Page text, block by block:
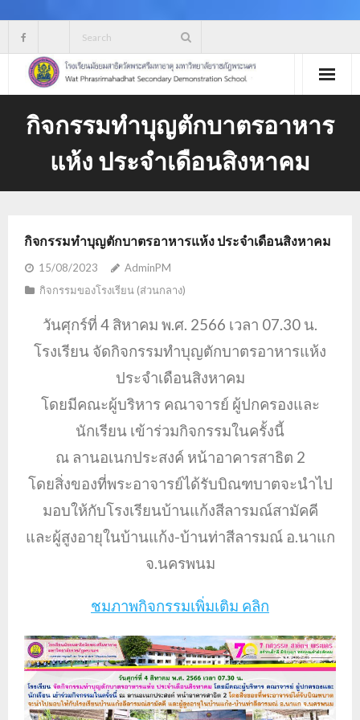
content
กิจกรรมทำบุญตักบาตรอาหาร
แห้ง ประจำเดือนสิงหาคม
กิจกรรมทำบุญตักบาตรอาหารแห้ง ประจำเดือนสิงหาคม
15/08/2023
AdminPM
กิจกรรมของโรงเรียน (ส่วนกลาง)
วันศุกร์ที่ 4 สิหาคม พ.ศ. 2566 เวลา 07.30 น.
โรงเรียน จัดกิจกรรมทำบุญตักบาตรอาหารแห้ง
ประจำเดือนสิงหาคม
โดยมีคณะผู้บริหาร คณาจารย์ ผู้ปกครองและ
นักเรียน เข้าร่วมกิจกรรมในครั้งนี้
ณ ลานอเนกประสงค์ หน้าอาคารสาธิต 2
โดยสิ่งของที่พระอาจารย์ได้รับบิณฑบาตจะนำไป
มอบให้กับโรงเรียนบ้านแก้งสีลารมณ์สามัคคี
และผู้สูงอายุในบ้านแก้ง-บ้านท่าสีลารมณ์ อ.นาแก
จ.นครพนม
ชมภาพกิจกรรมเพิ่มเติม คลิก